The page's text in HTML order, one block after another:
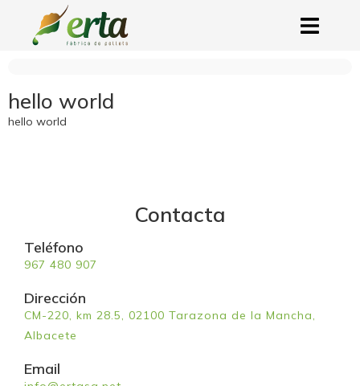
hello world
hello world
Contacta
Teléfono
967 480 907
Dirección
CM-220, km 28.5, 02100 Tarazona de la Mancha,
Albacete
Email